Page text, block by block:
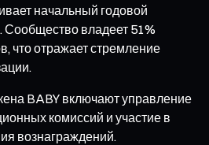
начальный годовой
владеет 51%
что отражает стремление
BABY включают управление
комиссий и участие в
вознаграждений.